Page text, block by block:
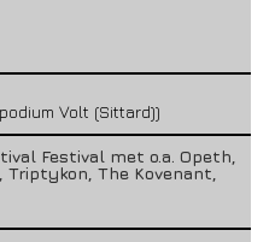
Volt (Sittard))
Festival met o.a. Opeth,
The Kovenant,